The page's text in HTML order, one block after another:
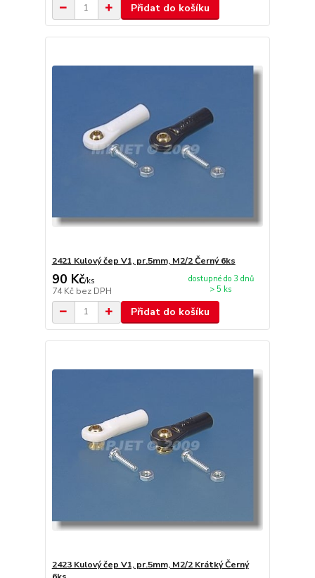
Přidat do košíku
2421 Kulový čep V1, pr.5mm, M2/2 Černý 6ks
90 Kč/ks
74 Kč bez DPH
dostupné do 3 dnů
> 5 ks
Přidat do košíku
2423 Kulový čep V1, pr.5mm, M2/2 Krátký Černý